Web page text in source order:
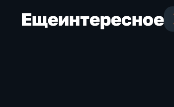
Ещеинтересное